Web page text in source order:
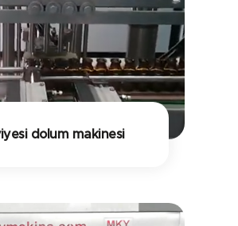
dolum makinesi